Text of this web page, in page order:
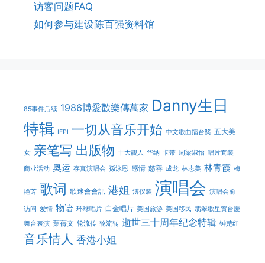
访客问题FAQ
如何参与建设陈百强资料馆
85事件后续 1986博愛歡樂傳萬家 Danny生日
特辑 IFPI 一切从音乐开始 中文歌曲擂台奖 五大美
女 亲笔写 出版物 十大靓人 华纳 卡带 周梁淑怡 唱片套装
商业活动 奥运 存真演唱会 孫泳恩 感情 慈善 成龙 林志美 林青霞 梅
艳芳 歌词 歌迷會會訊 港姐 溥仪装 演唱会 演唱会前
访问 爱情 物语 环球唱片 白金唱片 美国旅游 美国移民 翡翠歌星賀台慶
舞台表演 葉蒨文 轮流传 轮流转 逝世三十周年纪念特辑 钟楚红
音乐情人 香港小姐